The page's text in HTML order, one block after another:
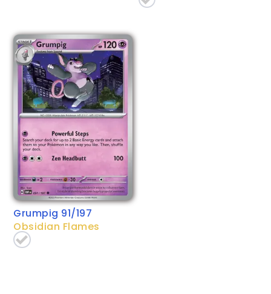
Grumpig 91/197
Obsidian Flames